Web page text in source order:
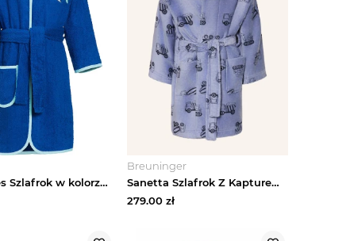
Playshoes Szlafrok w kolorze niebieskim rozmiar: 110 / 116
Breuninger
Sanetta Szlafrok Z Kapturem blau
279.00zł